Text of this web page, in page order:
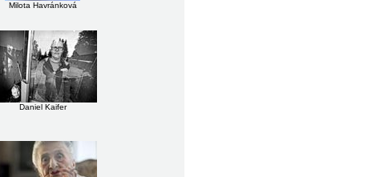
Milota Havránková
Daniel Kaifer